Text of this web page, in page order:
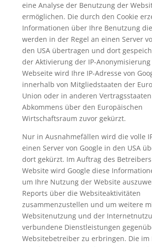
eine Analyse der Benutzung der
ermöglichen. Die durch den Cookie
Informationen über Ihre Benutzung
werden in der Regel an einen Server
den USA übertragen und dort
der Aktivierung der IP-
Webseite wird Ihre IP-Adresse von
innerhalb von Mitgliedstaaten der
Union oder in anderen
Abkommens über den Europäischen
Wirtschaftsraum zuvor gekürzt.
Nur in Ausnahmefällen wird die volle
einen Server von Google in den USA
dort gekürzt. Im Auftrag des
Website wird Google diese
um Ihre Nutzung der Website
Reports über die Websiteaktivitäten
zusammenzustellen und um weitere
Websitenutzung und der
verbundene Dienstleistungen
Websitebetreiber zu erbringen. Die im